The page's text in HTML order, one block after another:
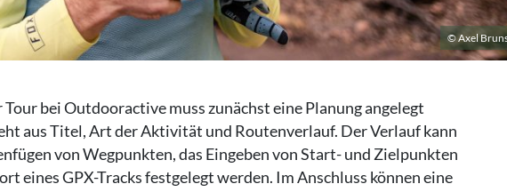
© Axel
bei Outdooractive muss zunächst eine Planung angelegt
aus Titel, Art der Aktivität und Routenverlauf. Der Verlauf kann
von Wegpunkten, das Eingeben von Start- und Zielpunkten
eines GPX-Tracks festgelegt werden. Im Anschluss können eine